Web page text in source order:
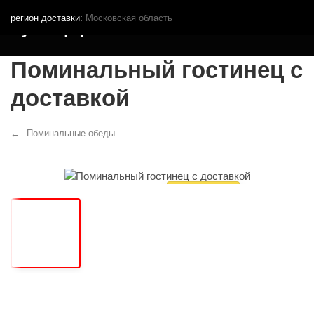
регион доставки: Московская область
Кутья.рф
Поминальный гостинец с
доставкой
Поминальные обеды